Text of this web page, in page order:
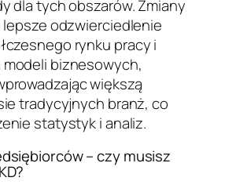
dla tych obszarów. Zmiany
lepsze odzwierciedlenie
rynku pracy i
biznesowych,
większą
tradycyjnych branż, co
statystyk i analiz.
– czy musisz